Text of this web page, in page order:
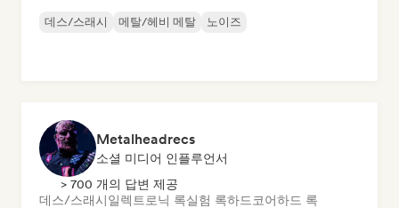
데스/스래시 메탈/헤비 메탈 노이즈
Metalheadrecs
소셜 미디어 인플루언서
> 700 개의 답변 제공
데스/스래시일렉트로닉 록실험 록하드코어하드 록